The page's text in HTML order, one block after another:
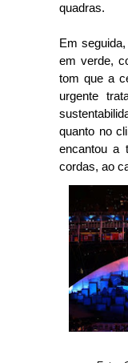
quadras.
Em
em verde,
tom que a
urgente
quanto no
encantou a
cordas, ao